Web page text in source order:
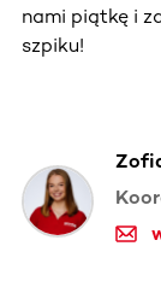
nami piątkę i
szpiku!